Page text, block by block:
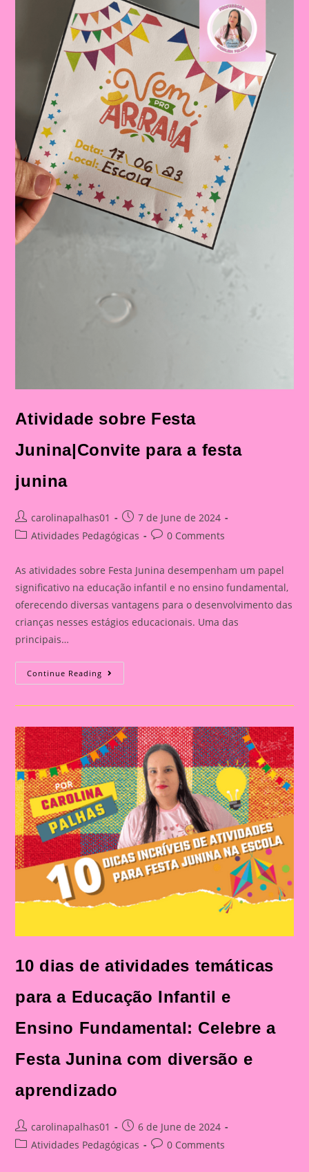
Atividade sobre Festa
Junina|Convite para a festa
junina
Post
author:
carolinapalhas01
Post
published:
7 de June de 2024
PostAtividades Pedagógicas
Post0 Comments
As atividades sobre Festa Junina desempenham um papel
significativo na educação infantil e no ensino fundamental,
oferecendo diversas vantagens para o desenvolvimento das
crianças nesses estágios educacionais. Uma das
principais…
Continue Reading Atividade
Sobre
Festa
Junina
10 dias de atividades temáticas
para a Educação Infantil e
Ensino Fundamental: Celebre a
Festa Junina com diversão e
aprendizado
Post
author:
carolinapalhas01
Post
published:
6 de June de 2024
PostAtividades Pedagógicas
Post0 Comments